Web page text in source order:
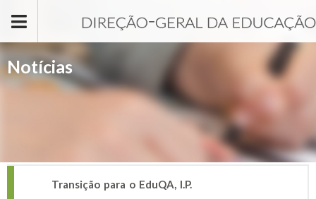
Notícias
Transição para o EduQA, I.P.